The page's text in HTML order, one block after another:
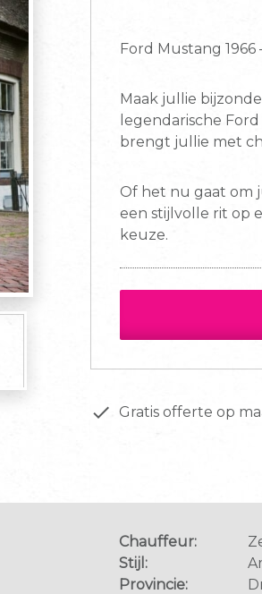
Ford Mustang
Maak jullie
legendarische
brengt jullie met
Of het nu gaat om
een stijlvolle rit op
keuze.
done Gratis offerte op
Chauffeur:
Stijl:
Provincie: